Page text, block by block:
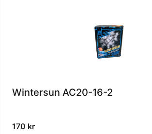
Wintersun AC20-16-2
170 kr